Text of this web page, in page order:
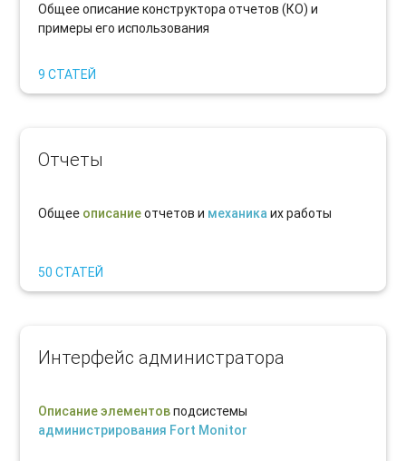
Общее описание конструктора отчетов (КО) и
примеры его использования
9 СТАТЕЙ
Отчеты
Общее описаниеотчетов и механикаих работы
50 СТАТЕЙ
Интерфейс администратора
Описание элементовподсистемы
администрирования Fort Monitor